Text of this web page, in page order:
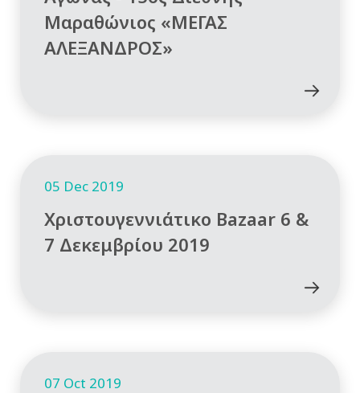
Μαραθώνιος «ΜΕΓΑΣ
ΑΛΕΞΑΝΔΡΟΣ»
05 Dec 2019
Χριστουγεννιάτικο Bazaar 6 &
7 Δεκεμβρίου 2019
07 Oct 2019